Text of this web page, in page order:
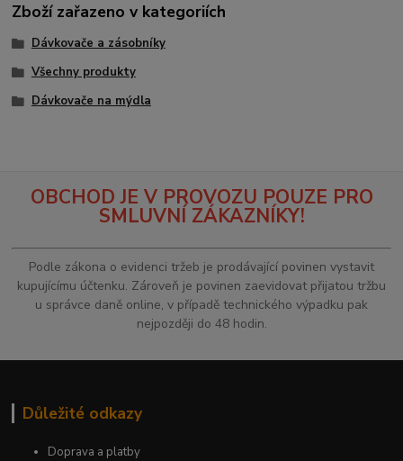
Zboží zařazeno v kategoriích
Dávkovače a zásobníky
Všechny produkty
Dávkovače na mýdla
OBCHOD JE V PROVOZU POUZE PRO
SMLUVNÍ ZÁKAZNÍKY!
Podle zákona o evidenci tržeb je prodávající povinen vystavit
kupujícímu účtenku. Zároveň je povinen zaevidovat přijatou tržbu
u správce daně online, v případě technického výpadku pak
nejpozději do 48 hodin.
Důležité odkazy
Doprava a platby